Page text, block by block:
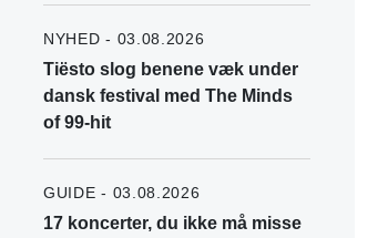
NYHED - 03.08.2026
Tiësto slog benene væk under
dansk festival med The Minds
of 99-hit
GUIDE - 03.08.2026
17 koncerter, du ikke må misse